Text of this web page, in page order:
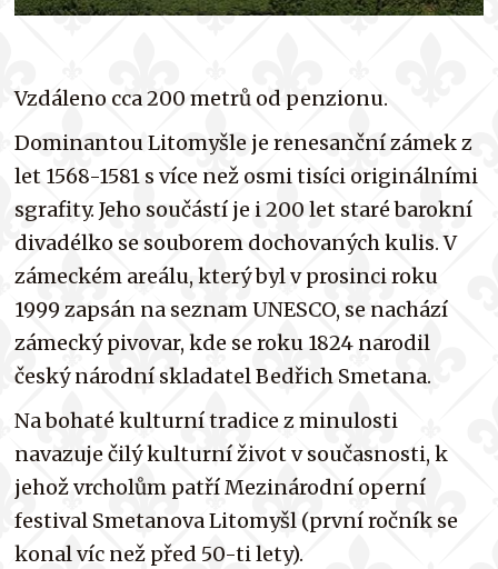
Vzdáleno cca 200 metrů od penzionu.
Dominantou Litomyšle je renesanční zámek z
let 1568-1581 s více než osmi tisíci originálními
sgrafity. Jeho součástí je i 200 let staré barokní
divadélko se souborem dochovaných kulis. V
zámeckém areálu, který byl v prosinci roku
1999 zapsán na seznam UNESCO, se nachází
zámecký pivovar, kde se roku 1824 narodil
český národní skladatel Bedřich Smetana.
Na bohaté kulturní tradice z minulosti
navazuje čilý kulturní život v současnosti, k
jehož vrcholům patří Mezinárodní operní
festival Smetanova Litomyšl (první ročník se
konal víc než před 50-ti lety).